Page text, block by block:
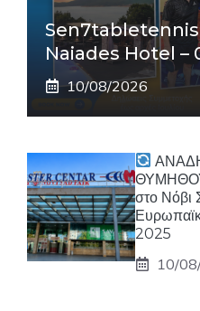
Naiades Hotel –
10/08/2026
στο Νόβι
2025
10/